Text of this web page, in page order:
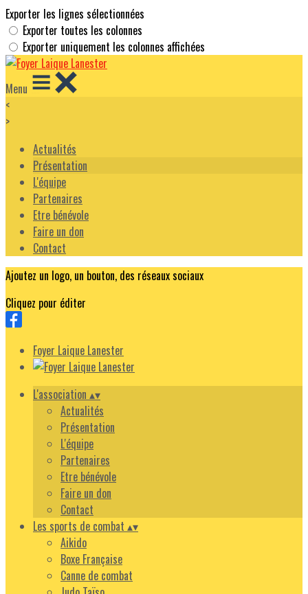
Exporter les lignes sélectionnées
Exporter toutes les colonnes
Exporter uniquement les colonnes affichées
Menu
<
>
Actualités
Présentation
L'équipe
Partenaires
Etre bénévole
Faire un don
Contact
Ajoutez un logo, un bouton, des réseaux sociaux
Cliquez pour éditer
Foyer Laique Lanester
L'association ▴▾
Actualités
Présentation
L'équipe
Partenaires
Etre bénévole
Faire un don
Contact
Les sports de combat ▴▾
Aikido
Boxe Française
Canne de combat